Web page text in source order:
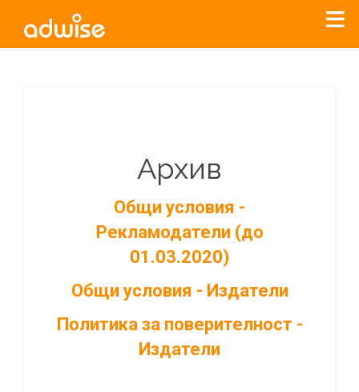
Архив
Общи условия -
Рекламодатели (до
01.03.2020)
Общи условия - Издатели
Политика за поверителност -
Издатели